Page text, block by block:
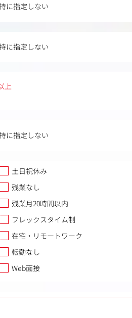
に指定しない
に指定しない
上
に指定しない
土日祝休み
残業なし
残業月20時間以内
フレックスタイム制
在宅・リモートワーク
転勤なし
Web面接